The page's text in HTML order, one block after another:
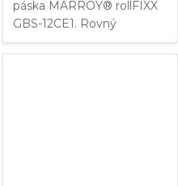
páska MARROY® rollFIXX
GBS-12CE1. Rovný
dierovaný pás z
pozinkovanej ocele. Dĺžka